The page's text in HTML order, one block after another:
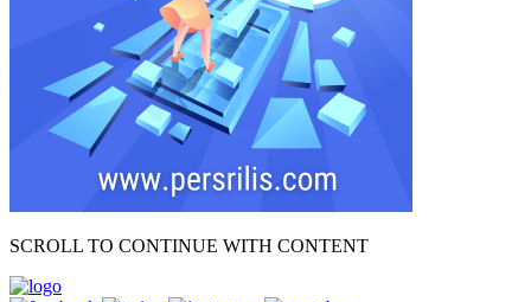
SCROLL TO CONTINUE WITH CONTENT